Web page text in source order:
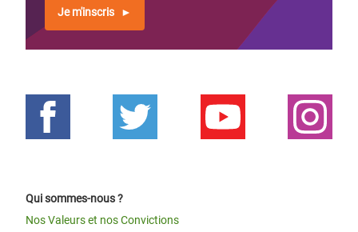
Je m'inscris
Qui sommes-nous ?
Nos Valeurs et nos Convictions